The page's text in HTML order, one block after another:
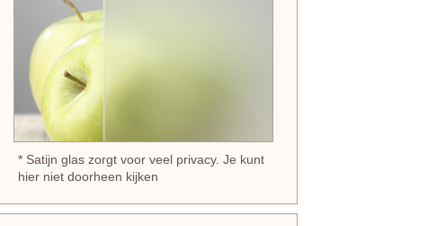
* Satijn glas zorgt voor veel privacy. Je kunt
hier niet doorheen kijken